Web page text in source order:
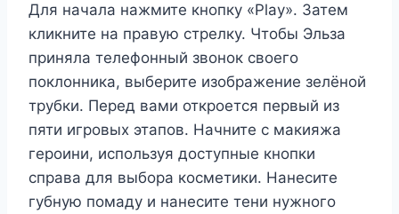
Для начала нажмите кнопку «Play». Затем
кликните на правую стрелку. Чтобы Эльза
приняла телефонный звонок своего
поклонника, выберите изображение зелёной
трубки. Перед вами откроется первый из
пяти игровых этапов. Начните с макияжа
героини, используя доступные кнопки
справа для выбора косметики. Нанесите
губную помаду и нанесите тени нужного